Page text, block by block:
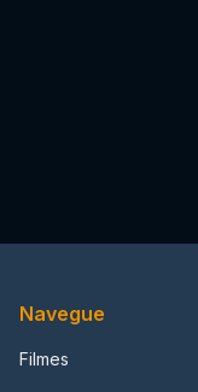
Navegue
Filmes